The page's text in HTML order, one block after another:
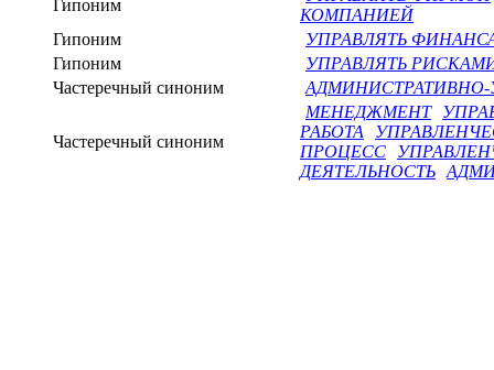
Гипоним
КОМПАНИЕЙ
Гипоним
УПРАВЛЯТЬ
Гипоним
УПРАВЛЯТЬ
Частеречный синоним
Частеречный синоним
МЕНЕДЖМЕНТ
РАБОТА
ПРОЦЕСС
ДЕЯТЕЛЬНОСТЬ